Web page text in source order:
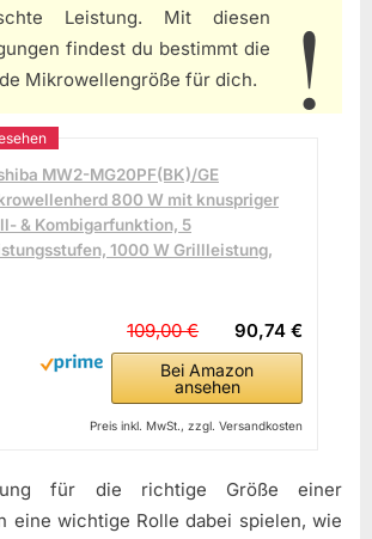
Leistung. Mit diesen
findest du bestimmt die
Mikrowellengröße für dich.
MW2-MG20PF(BK)/GE
800 W mit knuspriger
& Kombigarfunktion, 5
1000 W Grillleistung,
90,74 €
109,00 €
Bei Amazon
ansehen
Preis inkl. MwSt., zzgl. Versandkosten
für die richtige Größe einer
eine wichtige Rolle dabei spielen, wie